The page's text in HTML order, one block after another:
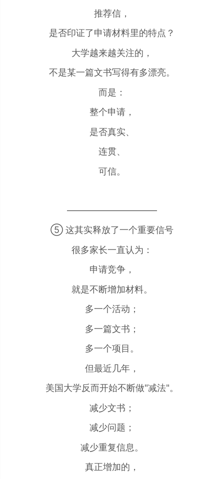
推荐信，
是否印证了申请材料里的特点？
大学越来越关注的，
不是某一篇文书写得有多漂亮。
而是：
整个申请，
是否真实、
连贯、
可信。
——————————
⑤ 这其实释放了一个重要信号
很多家长一直认为：
申请竞争，
就是不断增加材料。
多一个活动；
多一篇文书；
多一个项目。
但最近几年，
美国大学反而开始不断做"减法"。
减少文书；
减少问题；
减少重复信息。
真正增加的，